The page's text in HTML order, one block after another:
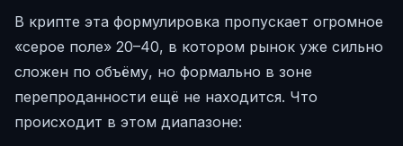
В крипте эта формулировка пропускает огромное
«серое поле» 20–40, в котором рынок уже сильно
сложен по объёму, но формально в зоне
перепроданности ещё не находится. Что
происходит в этом диапазоне: